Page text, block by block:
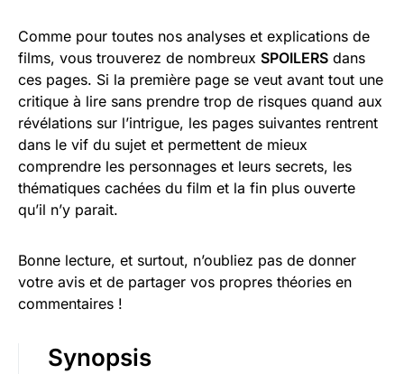
Comme pour toutes nos analyses et explications de
films, vous trouverez de nombreux SPOILERS dans
ces pages. Si la première page se veut avant tout une
critique à lire sans prendre trop de risques quand aux
révélations sur l’intrigue, les pages suivantes rentrent
dans le vif du sujet et permettent de mieux
comprendre les personnages et leurs secrets, les
thématiques cachées du film et la fin plus ouverte
qu’il n’y parait.
Bonne lecture, et surtout, n’oubliez pas de donner
votre avis et de partager vos propres théories en
commentaires !
Synopsis